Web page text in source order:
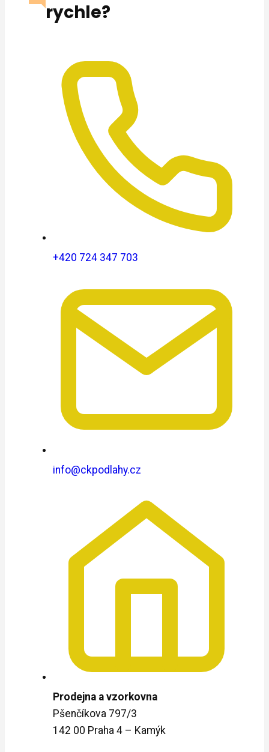
rychle?
+420 724 347 703
info@ckpodlahy.cz
Prodejna a vzorkovna
Pšenčíkova 797/3
142 00 Praha 4 – Kamýk